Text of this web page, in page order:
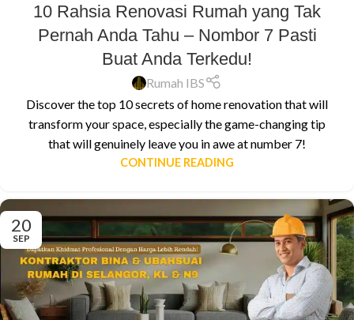
10 Rahsia Renovasi Rumah yang Tak
Pernah Anda Tahu – Nombor 7 Pasti
Buat Anda Terkedu!
Rumah IBS
Discover the top 10 secrets of home renovation that will
transform your space, especially the game-changing tip
that will genuinely leave you in awe at number 7!
CONTINUE READING
20
SEP